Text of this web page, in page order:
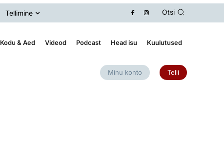
Tellimine Otsi
Kodu & Aed Videod Podcast Head isu Kuulutused
Minu konto Telli